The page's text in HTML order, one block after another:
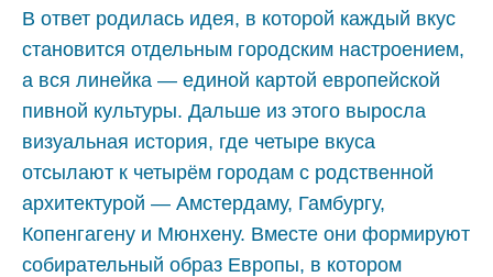
В ответ родилась идея, в которой каждый вкус
становится отдельным городским настроением,
а вся линейка — единой картой европейской
пивной культуры. Дальше из этого выросла
визуальная история, где четыре вкуса
отсылают к четырём городам с родственной
архитектурой — Амстердаму, Гамбургу,
Копенгагену и Мюнхену. Вместе они формируют
собирательный образ Европы, в котором